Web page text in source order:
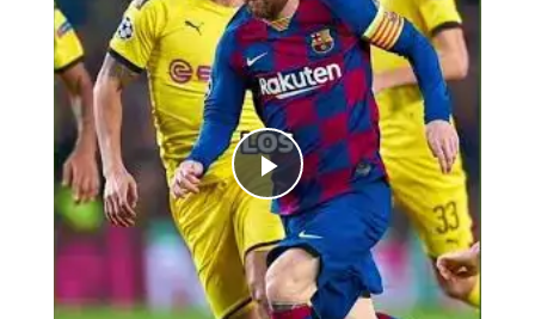
Play
Video